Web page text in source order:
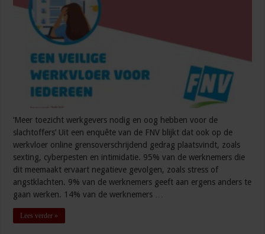
‘Meer toezicht werkgevers nodig en oog hebben voor de
slachtoffers’ Uit een enquête van de FNV blijkt dat ook op de
werkvloer online grensoverschrijdend gedrag plaatsvindt, zoals
sexting, cyberpesten en intimidatie. 95% van de werknemers die
dit meemaakt ervaart negatieve gevolgen, zoals stress of
angstklachten. 9% van de werknemers geeft aan ergens anders te
gaan werken. 14% van de werknemers …
Lees verder »